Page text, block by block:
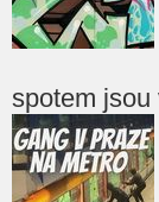
spotem